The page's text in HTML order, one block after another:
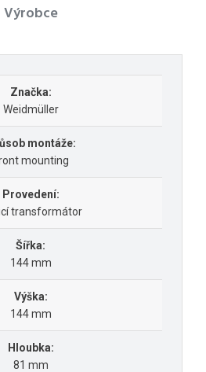
Výrobce
Značka:
Weidmüller
montáže:
mounting
Provedení:
transformátor
Šířka:
144 mm
Výška:
144 mm
Hloubka:
81 mm